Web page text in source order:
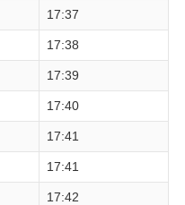
17:37
17:38
17:39
17:40
17:41
17:41
17:42